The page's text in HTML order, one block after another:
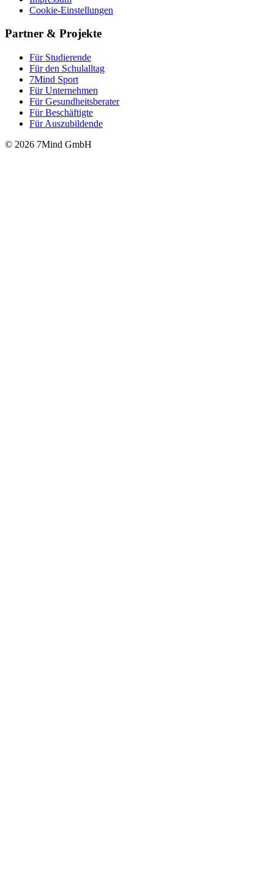
Cookie-Einstellungen
Partner & Projekte
Für Stu­die­rende
Für den Schulalltag
7Mind Sport
Für Unter­neh­men
Für Gesund­heits­be­ra­ter
Für Beschäftigte
Für Auszubildende
© 2026 7Mind GmbH